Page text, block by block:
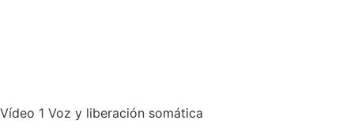
Vídeo 1 Voz y liberación somática